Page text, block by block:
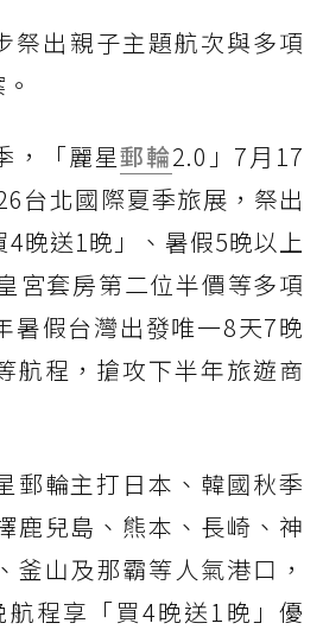
祭出親子主題航次與多項
，「麗星郵輪2.0」7月17
台北國際夏季旅展，祭出
晚送1晚」、暑假5晚以上
宮套房第二位半價等多項
暑假台灣出發唯一8天7晚
航程，搶攻下半年旅遊商
郵輪主打日本、韓國秋季
鹿兒島、熊本、長崎、神
釜山及那霸等人氣港口，
程享「買4晚送1晚」優